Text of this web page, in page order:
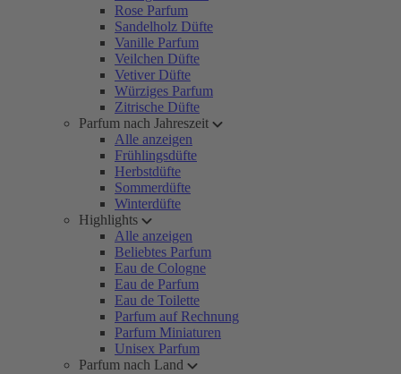
Rose Parfum
Sandelholz Düfte
Vanille Parfum
Veilchen Düfte
Vetiver Düfte
Würziges Parfum
Zitrische Düfte
Parfum nach Jahreszeit
Alle anzeigen
Frühlingsdüfte
Herbstdüfte
Sommerdüfte
Winterdüfte
Highlights
Alle anzeigen
Beliebtes Parfum
Eau de Cologne
Eau de Parfum
Eau de Toilette
Parfum auf Rechnung
Parfum Miniaturen
Unisex Parfum
Parfum nach Land